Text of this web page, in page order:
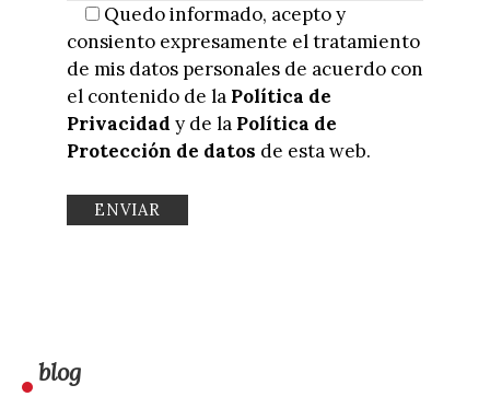
Quedo informado, acepto y
consiento expresamente el tratamiento
de mis datos personales de acuerdo con
el contenido de la Política de
Privacidad y de la Política de
Protección de datos de esta web.
blog